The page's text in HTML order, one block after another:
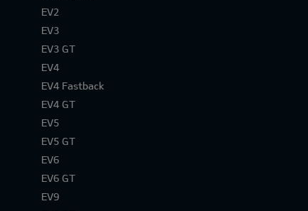
EV2
EV3
EV3 GT
EV4
EV4 Fastback
EV4 GT
EV5
EV5 GT
EV6
EV6 GT
EV9